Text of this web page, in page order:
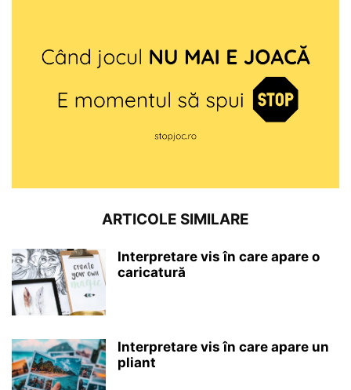
ARTICOLE SIMILARE
Interpretare vis în care apare o
caricatură
Interpretare vis în care apare un
pliant